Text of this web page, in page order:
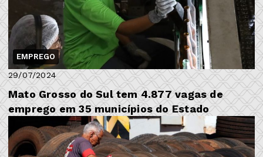
EMPREGO
29/07/2024
Mato Grosso do Sul tem 4.877 vagas de
emprego em 35 municípios do Estado